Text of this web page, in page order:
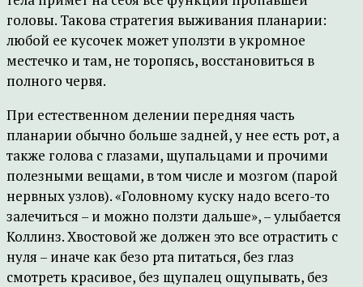
головы. Такова стратегия выживания планарии:
любой ее кусочек может уползти в укромное
местечко и там, не торопясь, восстановиться в
полного червя.
При естественном делении передняя часть
планарии обычно больше задней, у нее есть рот, а
также голова с глазами, щупальцами и прочими
полезными вещами, в том числе и мозгом (парой
нервных узлов). «Головному куску надо всего-то
залечиться – и можно ползти дальше», – улыбается
Коллинз. Хвостовой же должен это все отрастить с
нуля – иначе как безо рта питаться, без глаз
смотреть красивое, без щупалец ощупывать, без